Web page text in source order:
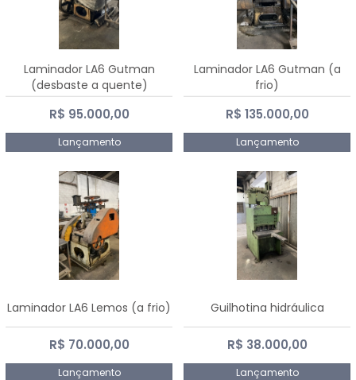
Laminador LA6 Gutman
(desbaste a quente)
R$ 95.000,00
Lançamento
Laminador LA6 Gutman (a
frio)
R$ 135.000,00
Lançamento
Laminador LA6 Lemos (a frio)
R$ 70.000,00
Lançamento
Guilhotina hidráulica
R$ 38.000,00
Lançamento